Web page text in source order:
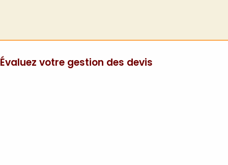
Évaluez votre gestion des devis